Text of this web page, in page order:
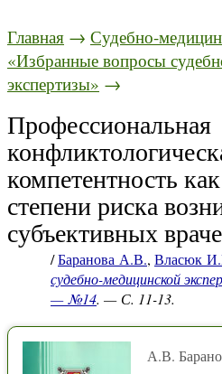
Главная → Судебно-
«Избранные вопросы
экспертизы» →
Профессиональная
компетентность
степени риска
субъективных
/Баранова А.В., Власюк
судебно-медицинской
— №14. — С. 11-13.
А.В.